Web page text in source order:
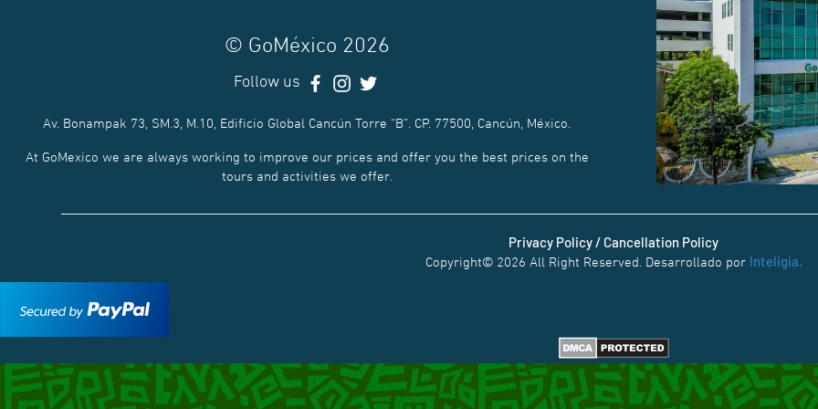
© GoMéxico 2026
Follow us
Av. Bonampak 73, SM.3, M.10, Edificio Global Cancún Torre “B”. CP. 77500, Cancún, México.
At GoMexico we are always working to improve our prices and offer you the best prices on the
tours and activities we offer.
Privacy Policy / Cancellation Policy
Copyright© 2026 All Right Reserved. Desarrollado por Inteligia.